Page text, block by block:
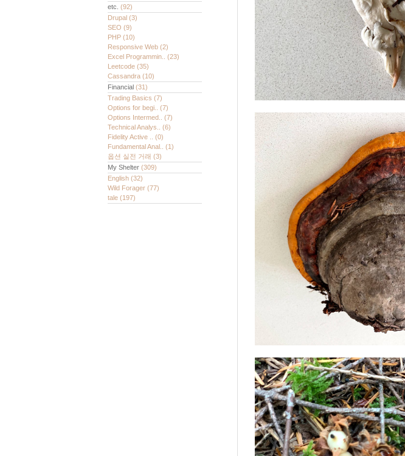
etc. (92)
Drupal (3)
SEO (9)
PHP (10)
Responsive Web (2)
Excel Programmin.. (23)
Leetcode (35)
Cassandra (10)
Financial (31)
Trading Basics (7)
Options for begi.. (7)
Options Intermed.. (7)
Technical Analys.. (6)
Fidelity Active .. (0)
Fundamental Anal.. (1)
옵션 실전 거래 (3)
My Shelter (309)
English (32)
Wild Forager (77)
tale (197)